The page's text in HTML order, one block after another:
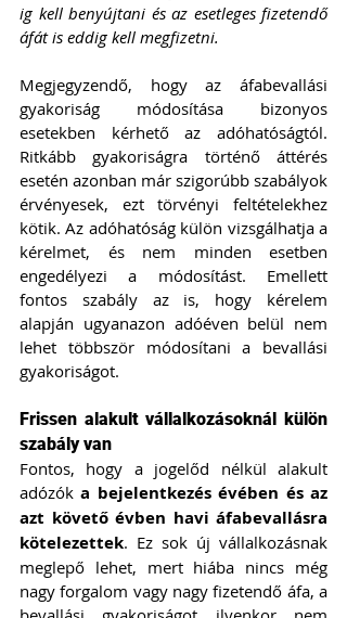
ig kell benyújtani és az esetleges fizetendő
áfát is eddig kell megfizetni.
Megjegyzendő, hogy az áfabevallási
gyakoriság módosítása bizonyos
esetekben kérhető az adóhatóságtól.
Ritkább gyakoriságra történő áttérés
esetén azonban már szigorúbb szabályok
érvényesek, ezt törvényi feltételekhez
kötik. Az adóhatóság külön vizsgálhatja a
kérelmet, és nem minden esetben
engedélyezi a módosítást. Emellett
fontos szabály az is, hogy kérelem
alapján ugyanazon adóéven belül nem
lehet többször módosítani a bevallási
gyakoriságot.
Frissen alakult vállalkozásoknál külön
szabály van
Fontos, hogy a jogelőd nélkül alakult
adózók a bejelentkezés évében és az
azt követő évben havi áfabevallásra
kötelezettek. Ez sok új vállalkozásnak
meglepő lehet, mert hiába nincs még
nagy forgalom vagy nagy fizetendő áfa, a